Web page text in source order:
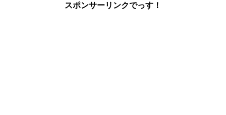
スポンサーリンクでっす！